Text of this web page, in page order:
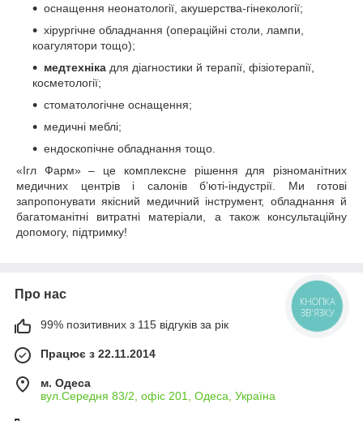
оснащення неонатології, акушерства-гінекології;
хірургічне обладнання (операційні столи, лампи,
коагулятори тощо);
медтехніка для діагностики й терапії, фізіотерапії,
косметології;
стоматологічне оснащення;
медичні меблі;
ендоскопічне обладнання тощо.
«Ігл Фарм» – це комплексне рішення для різноманітних
медичних центрів і салонів б’юті-індустрії. Ми готові
запропонувати якісний медичний інструмент, обладнання й
багатоманітні витратні матеріали, а також консультаційну
допомогу, підтримку!
Про нас
99% позитивних з 115 відгуків за рік
Працює з 22.11.2014
м. Одеса
вул.Середня 83/2, офіс 201, Одеса, Україна
КНОПКА
ЗВ'ЯЗКУ